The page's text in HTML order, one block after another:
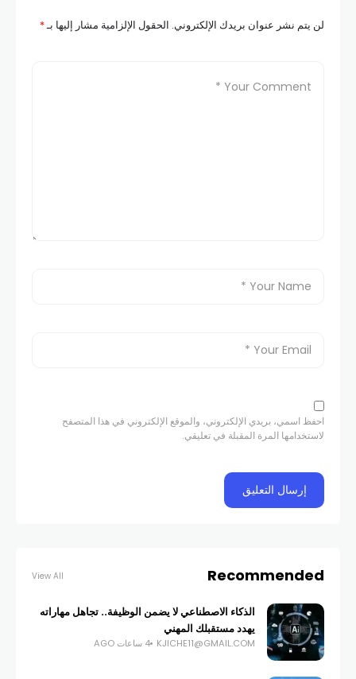
لن يتم نشر عنوان بريدك الإلكتروني. الحقول الإلزامية مشار إليها بـ*
احفظ اسمي، بريدي الإلكتروني، والموقع الإلكتروني في هذا المتصفح
لاستخدامها المرة المقبلة في تعليقي.
Recommended
View All
الذكاء الاصطناعي لا يضمن الوظيفة.. تجاهل مهاراته
يهدد مستقبلك المهني
KJICHE11@GMAIL.COM 4 ساعات AGO